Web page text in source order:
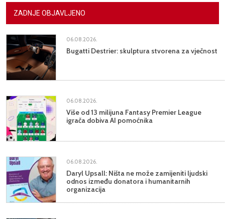
ZADNJE OBJAVLJENO
06.08.2026.
Bugatti Destrier: skulptura stvorena za vječnost
06.08.2026.
Više od 13 milijuna Fantasy Premier League
igrača dobiva AI pomoćnika
06.08.2026.
Daryl Upsall: Ništa ne može zamijeniti ljudski
odnos između donatora i humanitarnih
organizacija